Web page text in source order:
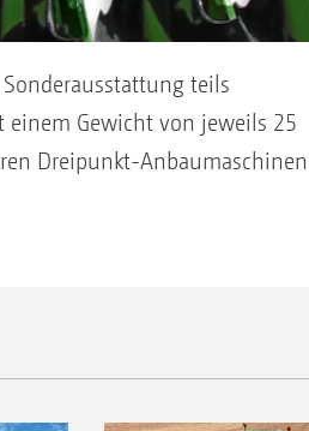
teils
einem Gewicht von jeweils 25
Dreipunkt-Anbaumaschinen